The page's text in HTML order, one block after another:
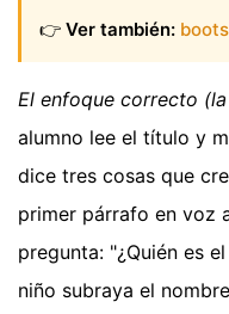
👉 Ver también:
El enfoque correcto
alumno lee el título y
dice tres cosas que
primer párrafo en voz
pregunta: "¿Quién es
niño subraya el